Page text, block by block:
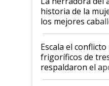
historia de la
los mejores
Argentina y los
todavía hacen
animales:
descalificaban,
haciendo
Escala el conflicto
frigoríficos de
respaldaron el
obligatorio